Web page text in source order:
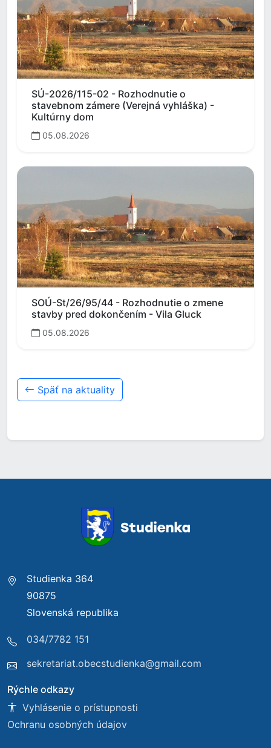
SÚ-2026/115-02 - Rozhodnutie o
stavebnom zámere (Verejná vyhláška) -
Kultúrny dom
05.08.2026
SOÚ-St/26/95/44 - Rozhodnutie o zmene
stavby pred dokončením - Vila Gluck
05.08.2026
Späť na aktuality
Studienka 364
90875
Slovenská republika
034/7782 151
sekretariat.obecstudienka@gmail.com
Rýchle odkazy
Vyhlásenie o prístupnosti
Ochranu osobných údajov